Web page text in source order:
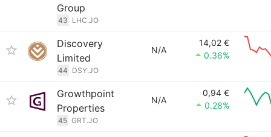
Group
43 LHC.JO
Discovery
Limited
44 DSY.JO
N/A
14,02 €
0.36%
Growthpoint
Properties
45 GRT.JO
N/A
0,94 €
0.28%